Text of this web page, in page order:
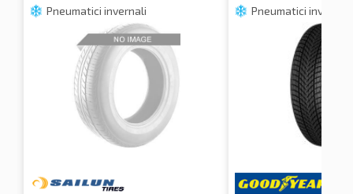
Pneumatici invernali Pneumatici invernali